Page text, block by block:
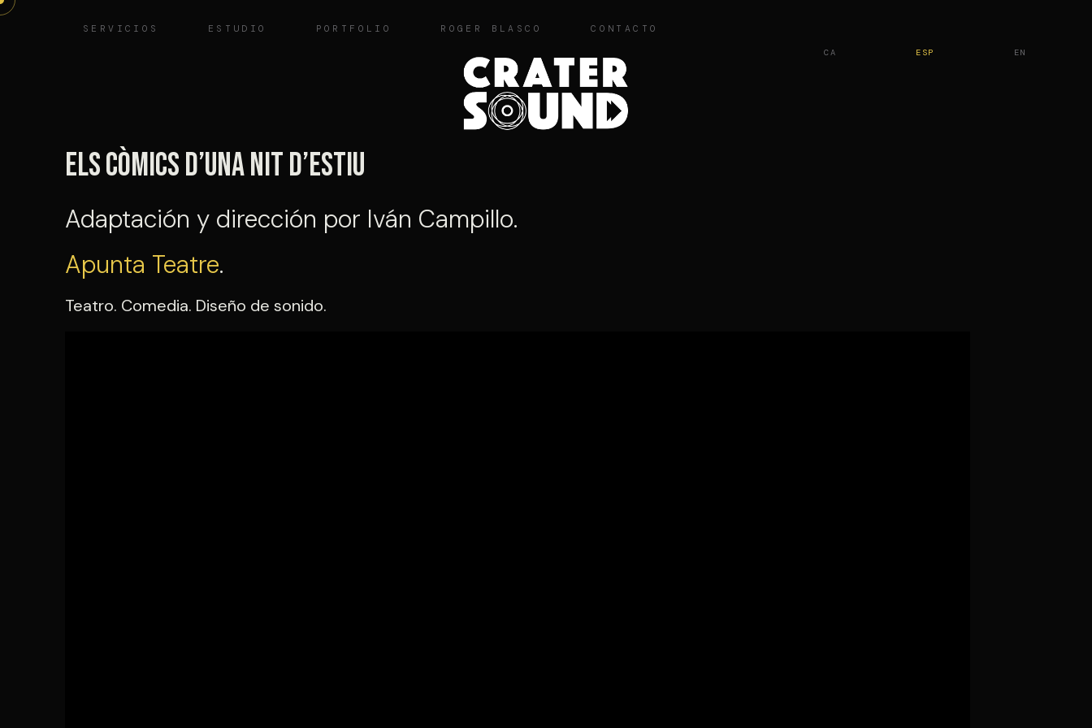
Saltar
SERVICIOS ESTUDIO PORTFOLIO ROGER BLASCO CONTACTO
CA ESP EN
Els còmics d’una nit d’estiu
Adaptación y dirección por Iván Campillo.
Apunta Teatre.
Teatro. Comedia. Diseño de sonido.